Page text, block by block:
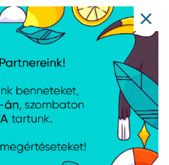
MARVO Havoc 10
vezetékes hangszóró -
fekete - RGB viágítás